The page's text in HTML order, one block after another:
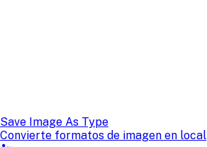
Save Image As Type
Convierte formatos de imagen en local